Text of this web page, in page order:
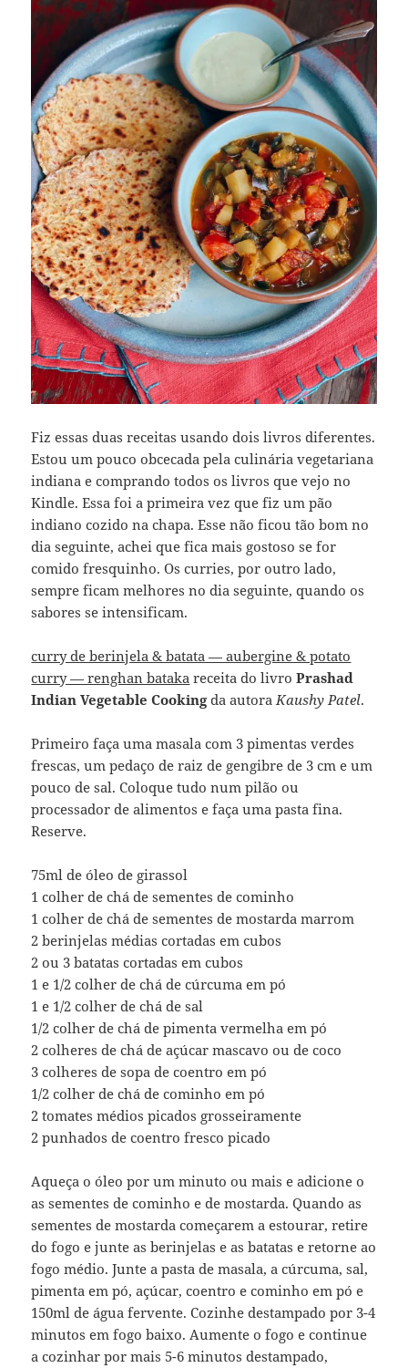
Fiz essas duas receitas usando dois livros diferentes.
Estou um pouco obcecada pela culinária vegetariana
indiana e comprando todos os livros que vejo no
Kindle. Essa foi a primeira vez que fiz um pão
indiano cozido na chapa. Esse não ficou tão bom no
dia seguinte, achei que fica mais gostoso se for
comido fresquinho. Os curries, por outro lado,
sempre ficam melhores no dia seguinte, quando os
sabores se intensificam.
curry de berinjela & batata — aubergine & potato
curry — renghan bataka receita do livroPrashad
Indian Vegetable Cookingda autoraKaushy Patel.
Primeiro faça uma masala com 3 pimentas verdes
frescas, um pedaço de raiz de gengibre de 3 cm e um
pouco de sal. Coloque tudo num pilão ou
processador de alimentos e faça uma pasta fina.
Reserve.
75ml de óleo de girassol
1 colher de chá de sementes de cominho
1 colher de chá de sementes de mostarda marrom
2 berinjelas médias cortadas em cubos
2 ou 3 batatas cortadas em cubos
1 e 1/2 colher de chá de cúrcuma em pó
1 e 1/2 colher de chá de sal
1/2 colher de chá de pimenta vermelha em pó
2 colheres de chá de açúcar mascavo ou de coco
3 colheres de sopa de coentro em pó
1/2 colher de chá de cominho em pó
2 tomates médios picados grosseiramente
2 punhados de coentro fresco picado
Aqueça o óleo por um minuto ou mais e adicione o
as sementes de cominho e de mostarda. Quando as
sementes de mostarda começarem a estourar, retire
do fogo e junte as berinjelas e as batatas e retorne ao
fogo médio. Junte a pasta de masala, a cúrcuma, sal,
pimenta em pó, açúcar, coentro e cominho em pó e
150ml de água fervente. Cozinhe destampado por 3-4
minutos em fogo baixo. Aumente o fogo e continue
a cozinhar por mais 5-6 minutos destampado,